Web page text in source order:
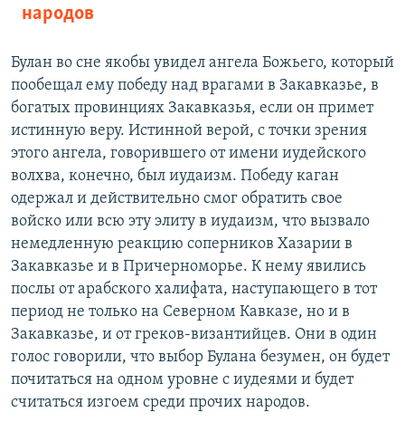
народов
Булан во сне якобы увидел ангела Божьего, который
пообещал ему победу над врагами в Закавказье, в
богатых провинциях Закавказья, если он примет
истинную веру. Истинной верой, с точки зрения
этого ангела, говорившего от имени иудейского
волхва, конечно, был иудаизм. Победу каган
одержал и действительно смог обратить свое
войско или всю эту элиту в иудаизм, что вызвало
немедленную реакцию соперников Хазарии в
Закавказье и в Причерноморье. К нему явились
послы от арабского халифата, наступающего в тот
период не только на Северном Кавказе, но и в
Закавказье, и от греков-византийцев. Они в один
голос говорили, что выбор Булана безумен, он будет
почитаться на одном уровне с иудеями и будет
считаться изгоем среди прочих народов.